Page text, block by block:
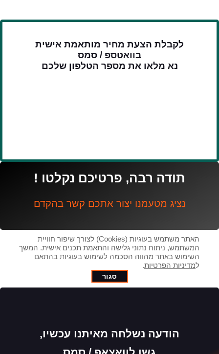
לקבלת הצעת מחיר מותאמת אישית
בוואטספ / סמס
נא מלאו את מספר הטלפון שלכם
תודה רבה, פרטיכם נקלטו !
נציג מטעמנו יצור אתכם קשר בהקדם
האתר משתמש בעוגיות (Cookies) לצורך שיפור חוויית
המשתמש, ניתוח נתוני גלישה והתאמת תכנים אישית. המשך
השימוש באתר מהווה הסכמה לשימוש בעוגיות בהתאם
למדיניות הפרטיות.
סגור
הודעה נשלחה מאיתנו עכשיו,